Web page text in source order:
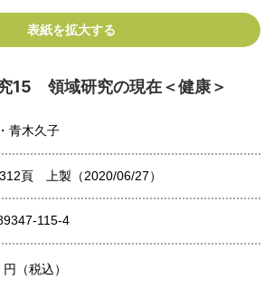
表紙を拡大する
15 領域研究の現在＜健康＞
青木久子
頁 上製（2020/06/27）
115-4
円（税込）